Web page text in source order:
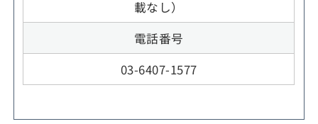
載なし）
電話番号
03-6407-1577